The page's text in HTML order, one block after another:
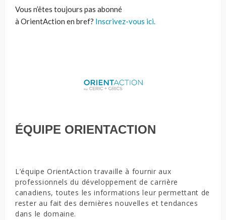
Vous n’êtes toujours pas abonné
à OrientAction en bref? Inscrivez-vous ici.
ÉQUIPE ORIENTACTION
L’équipe OrientAction travaille à fournir aux
professionnels du développement de carrière
canadiens, toutes les informations leur permettant de
rester au fait des dernières nouvelles et tendances
dans le domaine.